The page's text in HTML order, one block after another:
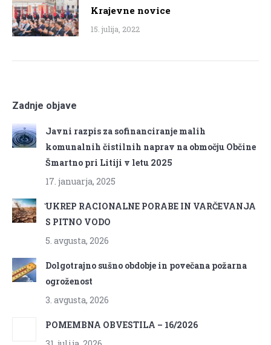
Krajevne novice
15. julija, 2022
Zadnje objave
Javni razpis za sofinanciranje malih
komunalnih čistilnih naprav na območju Občine
Šmartno pri Litiji v letu 2025
17. januarja, 2025
̌UKREP RACIONALNE PORABE IN VARČEVANJA
S PITNO VODO
5. avgusta, 2026
Dolgotrajno sušno obdobje in povečana požarna
ogroženost
3. avgusta, 2026
POMEMBNA OBVESTILA – 16/2026